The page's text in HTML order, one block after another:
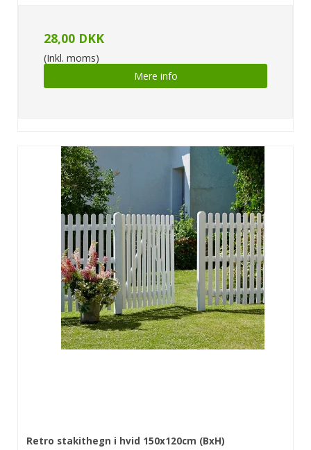
28,00 DKK
(Inkl. moms)
Mere info
Retro stakithegn i hvid 150x120cm (BxH)